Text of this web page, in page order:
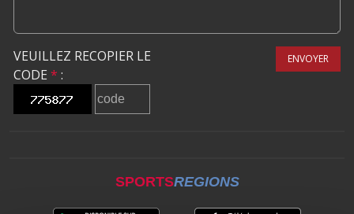
VEUILLEZ RECOPIER LE
CODE * :
ENVOYER
SPORTSREGIONS